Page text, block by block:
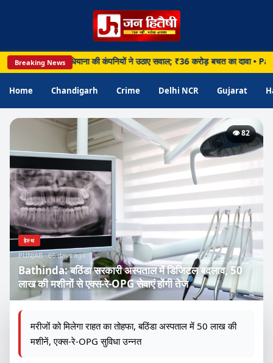
Breaking News
पर घमासान, लुधियाना की कंपनियों ने उठाए सवाल; ₹36 करोड़ बचत का दावा •
Home Chandigarh Crime Delhi NCR Gujarat
👁️ 82
हेल्थ
PUNJAB · 66 days ago
Bathinda: बठिंडा सरकारी अस्पताल में डिजिटल बदलाव, 50
लाख की मशीनों से एक्स-रे-OPG सेवाएं होंगी तेज
मरीजों को मिलेगा राहत का तोहफा, बठिंडा अस्पताल में 50 लाख की
मशीनें, एक्स-रे-OPG सुविधा उन्नत